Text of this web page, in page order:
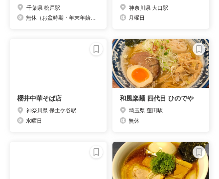
千葉県 松戸駅
神奈川県 大口駅
月曜日
櫻井中華そば店
神奈川県 保土ケ谷駅
水曜日
和風楽麺 四代目 ひのでや
埼玉県 蓮田駅
無休